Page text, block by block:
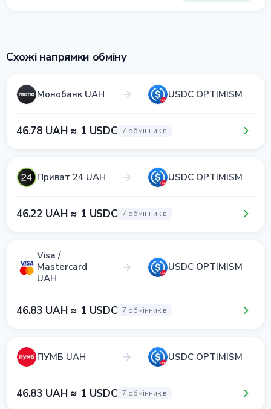
Схожі напрямки обміну
Монобанк UAH USDC OPTIMISM
46.78 UAH ≈ 1 USDC 7 обмінників
Приват 24 UAH USDC OPTIMISM
46.22 UAH ≈ 1 USDC 7 обмінників
Visa /
Mastercard
UAH
USDC OPTIMISM
46.83 UAH ≈ 1 USDC 7 обмінників
ПУМБ UAH USDC OPTIMISM
46.83 UAH ≈ 1 USDC 7 обмінників